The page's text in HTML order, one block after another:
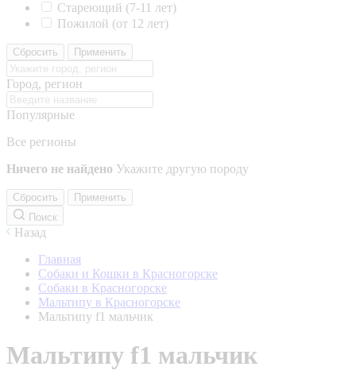
Стареющий (7-11 лет)
Пожилой (от 12 лет)
Сбросить Применить
Город, регион
Популярные
Все регионы
Ничего не найдено Укажите другую породу
Сбросить
Применить
Поиск
Назад
Главная
Собаки и Кошки в Красногорске
Собаки в Красногорске
Мальтипу в Красногорске
Мальтипу f1 мальчик
Мальтипу f1 мальчик